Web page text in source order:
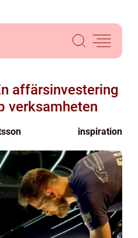
affärsinvestering
verksamheten
inspiration